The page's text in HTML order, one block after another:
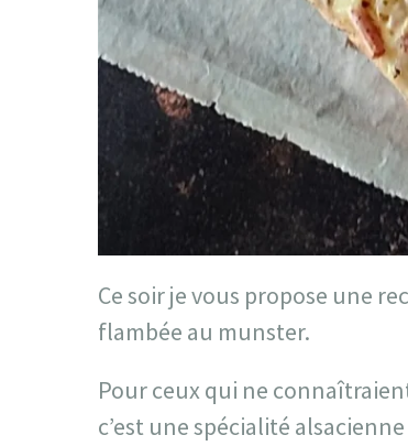
Ce soir je vous propose une
flambée au munster.
Pour ceux qui ne
c’est une spécialité